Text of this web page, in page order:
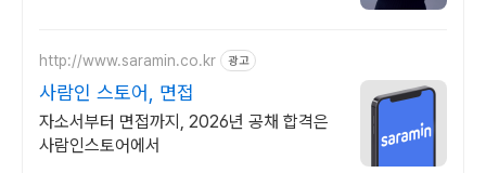
http://www.saramin.co.kr 광고
사람인 스토어, 면접
자소서부터 면접까지, 2026년 공채 합격은
사람인스토어에서